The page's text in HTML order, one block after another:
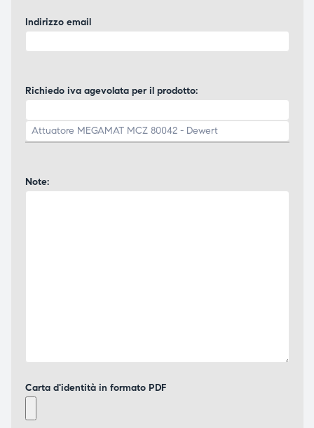
Indirizzo email
Richiedo iva agevolata per il prodotto:
Note:
Carta d'identità in formato PDF